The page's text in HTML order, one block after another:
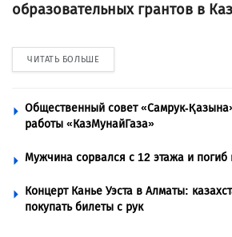
образовательных грантов в
ЧИТАТЬ БОЛЬШЕ
Общественный совет «Самрук-
работы «КазМунайГаза»
Мужчина сорвался с 12 этажа и погиб
Концерт Канье Уэста в Алматы:
покупать билеты с рук